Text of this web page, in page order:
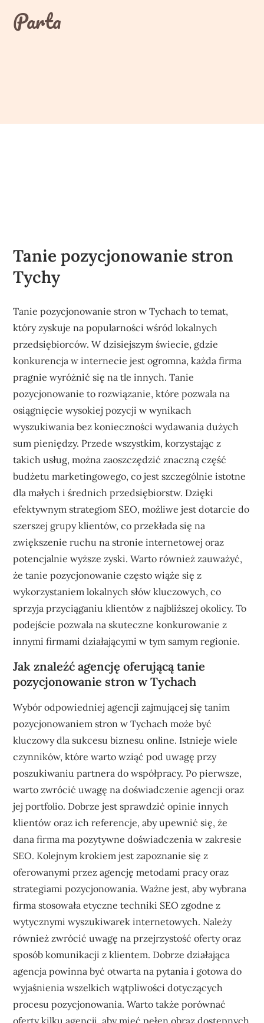
contentParta
Tanie pozycjonowanie stron
Tychy
Tanie pozycjonowanie stron w Tychach to temat,
który zyskuje na popularności wśród lokalnych
przedsiębiorców. W dzisiejszym świecie, gdzie
konkurencja w internecie jest ogromna, każda firma
pragnie wyróżnić się na tle innych. Tanie
pozycjonowanie to rozwiązanie, które pozwala na
osiągnięcie wysokiej pozycji w wynikach
wyszukiwania bez konieczności wydawania dużych
sum pieniędzy. Przede wszystkim, korzystając z
takich usług, można zaoszczędzić znaczną część
budżetu marketingowego, co jest szczególnie istotne
dla małych i średnich przedsiębiorstw. Dzięki
efektywnym strategiom SEO, możliwe jest dotarcie do
szerszej grupy klientów, co przekłada się na
zwiększenie ruchu na stronie internetowej oraz
potencjalnie wyższe zyski. Warto również zauważyć,
że tanie pozycjonowanie często wiąże się z
wykorzystaniem lokalnych słów kluczowych, co
sprzyja przyciąganiu klientów z najbliższej okolicy. To
podejście pozwala na skuteczne konkurowanie z
innymi firmami działającymi w tym samym regionie.
Jak znaleźć agencję oferującą tanie
pozycjonowanie stron w Tychach
Wybór odpowiedniej agencji zajmującej się tanim
pozycjonowaniem stron w Tychach może być
kluczowy dla sukcesu biznesu online. Istnieje wiele
czynników, które warto wziąć pod uwagę przy
poszukiwaniu partnera do współpracy. Po pierwsze,
warto zwrócić uwagę na doświadczenie agencji oraz
jej portfolio. Dobrze jest sprawdzić opinie innych
klientów oraz ich referencje, aby upewnić się, że
dana firma ma pozytywne doświadczenia w zakresie
SEO. Kolejnym krokiem jest zapoznanie się z
oferowanymi przez agencję metodami pracy oraz
strategiami pozycjonowania. Ważne jest, aby wybrana
firma stosowała etyczne techniki SEO zgodne z
wytycznymi wyszukiwarek internetowych. Należy
również zwrócić uwagę na przejrzystość oferty oraz
sposób komunikacji z klientem. Dobrze działająca
agencja powinna być otwarta na pytania i gotowa do
wyjaśnienia wszelkich wątpliwości dotyczących
procesu pozycjonowania. Warto także porównać
oferty kilku agencji, aby mieć pełen obraz dostępnych